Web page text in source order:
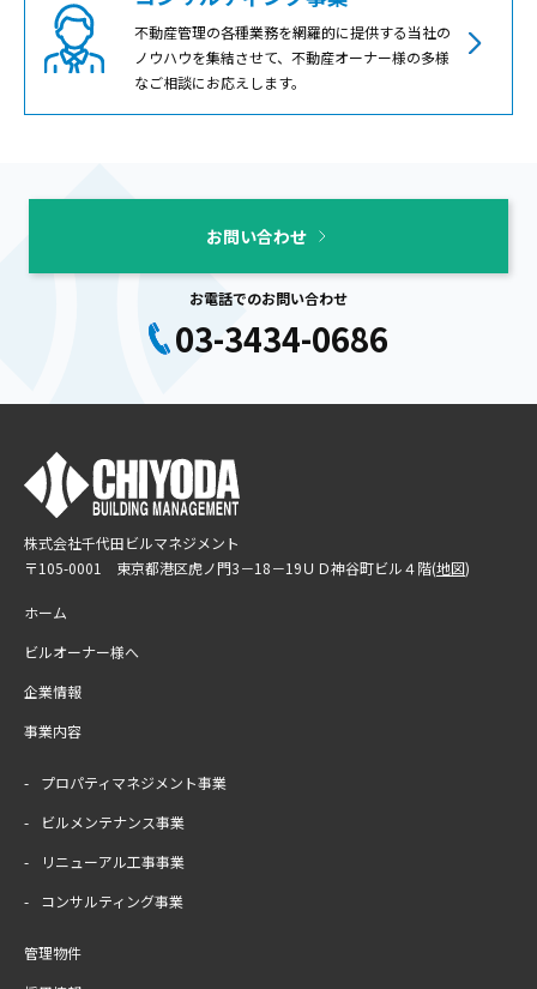
不動産管理の各種業務を網羅的に提供する当社の
ノウハウを集結させて、不動産オーナー様の多様
なご相談にお応えします。
お問い合わせ
お電話でのお問い合わせ
03-3434-0686
株式会社千代田ビルマネジメント
〒105-0001 東京都港区虎ノ門3－18－19ＵＤ神谷町ビル４階(地図)
ホーム
ビルオーナー様へ
企業情報
事業内容
プロパティマネジメント事業
ビルメンテナンス事業
リニューアル工事事業
コンサルティング事業
管理物件